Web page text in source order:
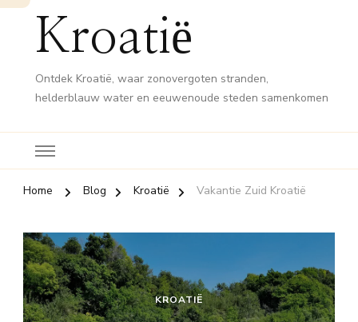
Kroatië
Ontdek Kroatië, waar zonovergoten stranden,
helderblauw water en eeuwenoude steden samenkomen
Home Blog Kroatië Vakantie Zuid Kroatië
KROATIË